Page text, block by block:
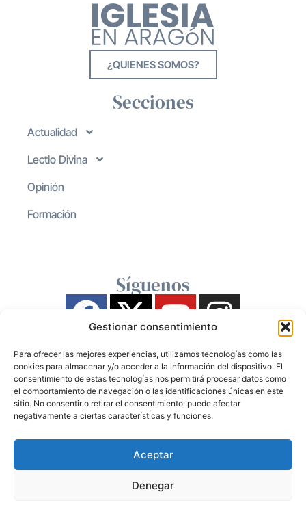
Gestionar consentimiento
Para ofrecer las mejores experiencias, utilizamos tecnologías como las
cookies para almacenar y/o acceder a la información del dispositivo. El
consentimiento de estas tecnologías nos permitirá procesar datos como
el comportamiento de navegación o las identificaciones únicas en este
sitio. No consentir o retirar el consentimiento, puede afectar
negativamente a ciertas características y funciones.
Aceptar
Denegar
¿QUIENES SOMOS?
Secciones
Actualidad
Lectio Divina
Opinión
Formación
Síguenos